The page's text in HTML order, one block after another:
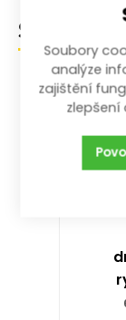
Související
Soubory
analýze
zajištění
zlepšení